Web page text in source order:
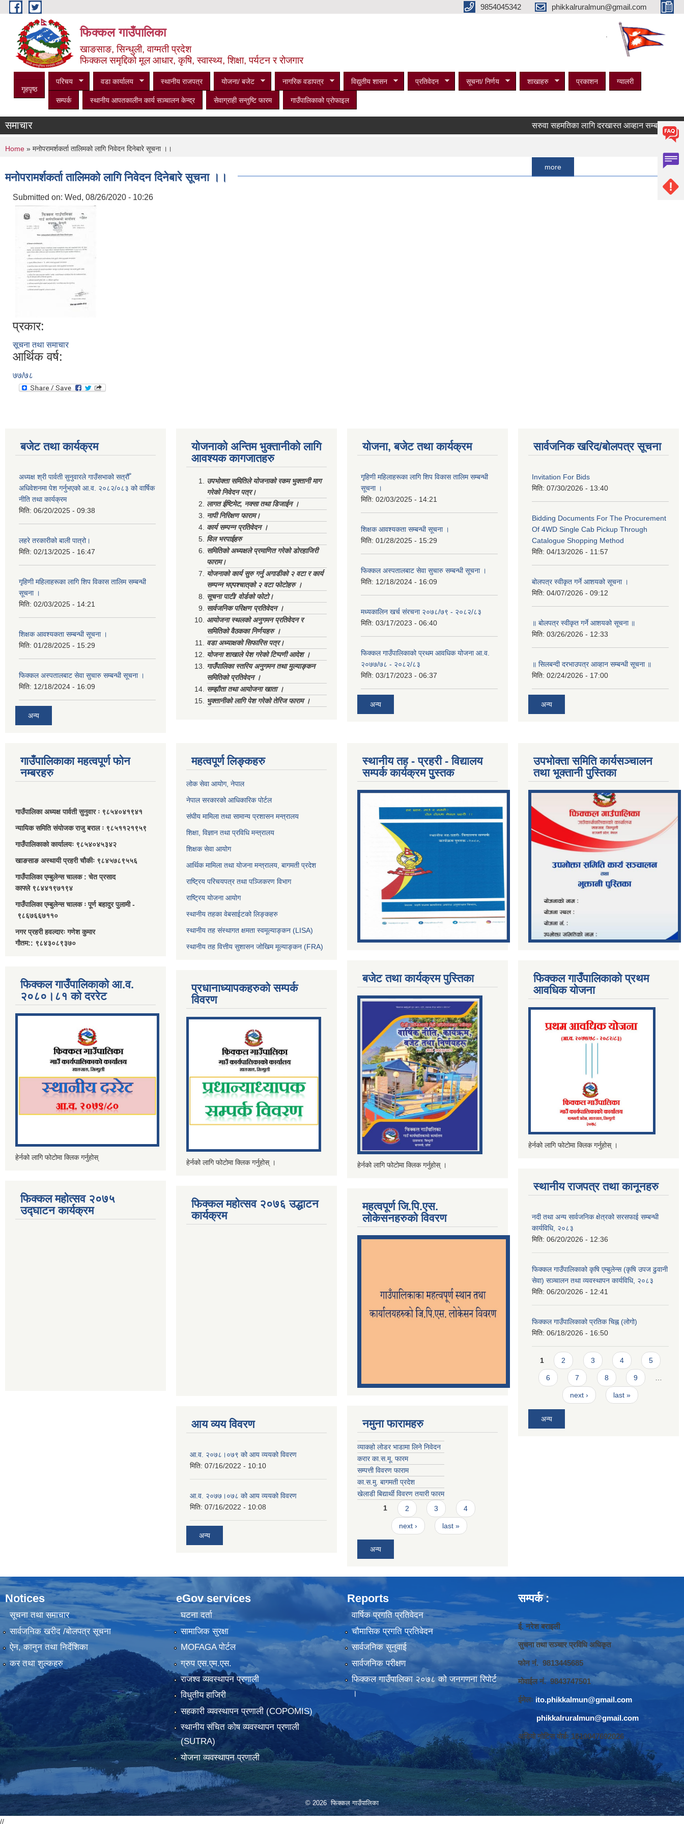
Skip to main content 9854045342 phikkalruralmun@gmail.com
फिक्कल गाउँपालिका
खाङसाङ, सिन्धुली, वाग्मती प्रदेश
फिक्कल समृद्दिको मूल आधार, कृषि, स्वास्थ्य, शिक्षा, पर्यटन र रोजगार
गृहपृष्ठ
परिचय वडा कार्यालय स्थानीय राजपत्र योजना/ बजेट नागरिक वडापत्र विद्युतीय शासन प्रतिवेदन सूचना/ निर्णय शाखाहरु प्रकाशन ग्यालरी
सम्पर्क स्थानीय आपतकालीन कार्य सञ्‍चालन केन्द्र सेवाग्राही सन्तुष्टि फारम गाउँपालिकाको प्रोफाइल
समाचार सरुवा सहमतिका लागि दरखास्त आव्हान सम्बन्धी सूचना ।
You are here
Home » मनोपरामर्शकर्ता तालिमको लागि निवेदन दिनेबारे सूचना ।।
मनोपरामर्शकर्ता तालिमको लागि निवेदन दिनेबारे सूचना ।।
Submitted on: Wed, 08/26/2020 - 10:26
प्रकार:
सूचना तथा समाचार
आर्थिक वर्ष:
७७/७८
बजेट तथा कार्यक्रम
अध्यक्ष श्री पार्वती सुनुवारले गाउँसभाको सत्रौँ
अधिवेशनमा पेश गर्नुभएको आ.व. २०८२/०८३ को वार्षिक
नीति तथा कार्यक्रम
मिति: 06/20/2025 - 09:38
लहरे तरकारीको बाली पात्रो।
मिति: 02/13/2025 - 16:47
गृहिणी महिलाहरूका लागि शिप विकास तालिम सम्बन्धी
सूचना ‌।
मिति: 02/03/2025 - 14:21
शिक्षक आवश्यकता सम्बन्धी सूचना ।
मिति: 01/28/2025 - 15:29
फिक्कल अस्पतालबाट सेवा सुचारु सम्बन्धी सूचना ।
मिति: 12/18/2024 - 16:09
अन्य
योजनाको अन्तिम भुक्तानीको लागि
आवश्यक कागजातहरु
उपभोक्ता समितिले योजनाको रकम भुक्तानी माग
गरेको निवेदन पत्र।
लागत ईष्टिमेट, नक्सा तथा डिजाईन ।
नापी निरिक्षण फाराम।
कार्य सम्पन्न प्रतिवेदन ।
विल भरपाईहरु
समितिको अध्यक्षले प्रमाणित गरेको डोरहाजिरी
फाराम।
योजनाको कार्य सुरु गर्नु अगाडीको २ वटा र कार्य
सम्पन्न भएपश्चात्‌को २ वटा फोटोहरु ।
सूचना पाटी/ वोर्डको फोटो।
सार्वजनिक परिक्षण प्रतिवेदन ।
आयोजना स्थलको अनुगमन प्रतिवेदन र
समितिको वैठकका निर्णयहरु ।
वडा अध्याक्षको सिफारिस पत्र।
योजना शाखाले पेश गरेको टिप्पणी आदेश ।
गाउँपालिका स्तरिय अनुगमन तथा मुल्याङ्कन
समितिको प्रतिवेदन ।
सम्झौता तथा आयोजना खाता ।
भुक्तानीको लागि पेश गरेको तेरिज फाराम ।
योजना, बजेट तथा कार्यक्रम
गृहिणी महिलाहरूका लागि शिप विकास तालिम सम्बन्धी
सूचना ‌।
मिति: 02/03/2025 - 14:21
शिक्षक आवश्यकता सम्बन्धी सूचना ।
मिति: 01/28/2025 - 15:29
फिक्कल अस्पतालबाट सेवा सुचारु सम्बन्धी सूचना ।
मिति: 12/18/2024 - 16:09
मध्यकालिन खर्च संरचना २०७८/७९ - २०८२/८३
मिति: 03/17/2023 - 06:40
फिक्कल गाउँपालिकाको प्रथम आवधिक योजना आ.व.
२०७७/७८ - २०८२/८३
मिति: 03/17/2023 - 06:37
अन्य
सार्वजनिक खरिद/बोलपत्र सूचना
Invitation For Bids
मिति: 07/30/2026 - 13:40
Bidding Documents For The Procurement
Of 4WD Single Cab Pickup Through
Catalogue Shopping Method
मिति: 04/13/2026 - 11:57
बोलपत्र स्वीकृत गर्ने आशयको सूचना ।
मिति: 04/07/2026 - 09:12
॥ बोलपत्र स्वीकृत गर्ने आशयको सूचना ॥
मिति: 03/26/2026 - 12:33
॥ सिलबन्दी दरभाउपत्र आव्हान सम्बन्धी सूचना ॥
मिति: 02/24/2026 - 17:00
अन्य
गाउँपालिकाका महत्वपूर्ण फोन
नम्बरहरु
गाउँपालिका अध्यक्ष पार्वती सुनुवार ः ९८५४०४१९४१
न्यायिक समिति संयोजक राजु बराल ः ९८५११२१९५९
गाउँपालिकाको कार्यालयः ९८५४०४५३४२
खाङसाङ अस्थायी प्रहरी चौकीः ९८४५७८९५५६
गाउँपालिका एम्बुलेन्स चालक : चेत प्रसाद
काफ्ले ९८४४१९७१९४
गाउँपालिका एम्बुलेन्स चालक ः पूर्ण बहादुर पुलामी -
९८६७६६७११०
नगर प्रहरी हवल्दारः गणेश कुमार
गौतम:: ९८४३०८९३७०
फिक्कल गाउँपालिकाको आ.व.
२०८०।८१ को दररेट
हेर्नको लागि फोटोमा क्लिक गर्नुहोस्
फिक्कल महोत्सव २०७५
उद्घाटन कार्यक्रम
महत्वपूर्ण लिङ्कहरु
लोक सेवा आयोग, नेपाल
नेपाल सरकारको आधिकारिक पोर्टल
संघीय मामिला तथा सामान्य प्रशासन मन्त्रालय
शिक्षा, विज्ञान तथा प्रविधि मन्त्रालय
शिक्षक सेवा आयोग
आर्थिक मामिला तथा योजना मन्त्रालय, बागमती प्रदेश
राष्ट्रिय परिचयपत्र तथा पञ्जिकरण विभाग
राष्ट्रिय योजना आयोग
स्थानीय तहका वेबसाईटको लिङ्कहरु
स्थानीय तह संस्थागत क्षमता स्वमूल्याङ्कन (LISA)
स्थानीय तह वित्तीय सुशासन जोखिम मूल्याङ्कन (FRA)
प्रधानाध्यापकहरुको सम्पर्क
विवरण
हेर्नको लागि फोटोमा क्लिक गर्नुहोस् ।
फिक्कल महोत्सव २०७६ उद्धाटन
कार्यक्रम
आय व्यय विवरण
आ.व. २०७८।०७९ को आय व्ययको विवरण
मिति: 07/16/2022 - 10:10
आ.व. २०७७।०७८ को आय व्ययको विवरण
मिति: 07/16/2022 - 10:08
अन्य
स्थानीय तह - प्रहरी - विद्यालय
सम्पर्क कार्यक्रम पुुस्तक
बजेट तथा कार्यक्रम पुस्तिका
हेर्नको लागि फोटोमा क्लिक गर्नुहोस् ।
महत्वपूर्ण जि.पि.एस.
लोकेसनहरुको विवरण
नमुना फारामहरु
व्याकहो लोडर भाडामा लिने निवेदन
करार का.स.मू. फारम
सम्पत्ती विवरण फाराम
का.स.मु. बागमती प्रदेश
खेलाडी बिद्यार्थी विवरण तयारी फारम
Pages
1 2 3 4
next › last »
अन्य
उपभोक्ता समिति कार्यसञ्चालन
तथा भूक्तानी पु्स्तिका
फिक्कल गाउँपालिकाको प्रथम
आवधिक योजना
हेर्नको लागि फोटोमा क्लिक गर्नुहोस् ।
स्थानीय राजपत्र तथा कानूनहरु
नदी तथा अन्य सार्वजनिक क्षेत्रको सरसफाई सम्बन्धी
कार्यविधि, २०८३
मिति: 06/20/2026 - 12:36
फिक्कल गाउँपालिकाको कृषि एम्बुलेन्स (कृषि उपज ढुवानी
सेवा) सञ्चालन तथा व्यवस्थापन कार्यविधि, २०८३
मिति: 06/20/2026 - 12:41
फिक्कल गाउँपालिकाको प्रतिक चिह्न (लोगो)
मिति: 06/18/2026 - 16:50
Pages
1 2 3 4 5
6 7 8 9
next › last »
अन्य
Notices
सूचना तथा समाचार
सार्वजनिक खरीद /बोलपत्र सूचना
ऐन, कानुन तथा निर्देशिका
कर तथा शुल्कहरु
eGov services
घटना दर्ता
सामाजिक सुरक्षा
MOFAGA पोर्टल
ग्रुप एस.एम.एस.
राजश्व व्यवस्थापन प्रणाली
विधुतीय हाजिरी
सहकारी व्यवस्थापन प्रणाली (COPOMIS)
स्थानीय संचित कोष व्यवस्थापन प्रणाली
(SUTRA)
योजना व्यवस्थापन प्रणाली
Reports
वार्षिक प्रगति प्रतिवेदन
चौमासिक प्रगति प्रतिवेदन
सार्वजनिक सुनुवाई
सार्वजनिक परीक्षण
फिक्कल गाउँपालिका २०७८ को जनगणना रिपोर्ट
।
सम्पर्क :
ई. नरेश बराइली
सुचना तथा सञ्‍चार प्रविधि अधिकृत
फोन नं. 9813445685
मोवाईल नं. 9843747501
ईमेलः ito.phikkalmun@gmail.com
phikkalruralmun@gmail.com
अडियो नोटिस वोर्डः 1610047692026
© 2026 फिक्कल गाउँपालिका
//